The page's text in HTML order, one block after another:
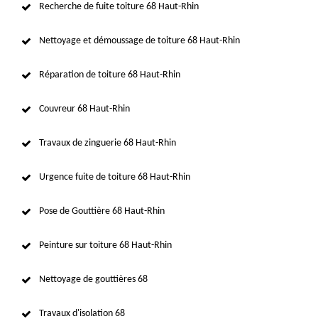
Recherche de fuite toiture 68 Haut-Rhin
Nettoyage et démoussage de toiture 68 Haut-Rhin
Réparation de toiture 68 Haut-Rhin
Couvreur 68 Haut-Rhin
Travaux de zinguerie 68 Haut-Rhin
Urgence fuite de toiture 68 Haut-Rhin
Pose de Gouttière 68 Haut-Rhin
Peinture sur toiture 68 Haut-Rhin
Nettoyage de gouttières 68
Travaux d'isolation 68